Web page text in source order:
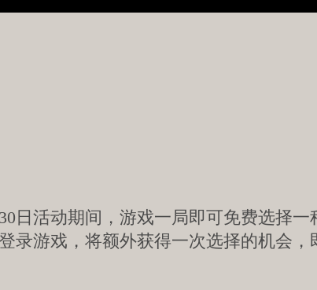
日活动期间，游戏一局即可免费选择一
录游戏，将额外获得一次选择的机会